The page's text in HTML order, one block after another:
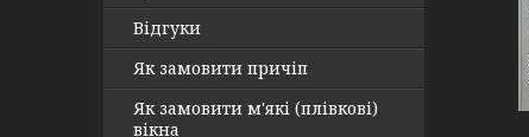
Відгуки
Як замовити причіп
Як замовити м'які (плівкові)
вікна